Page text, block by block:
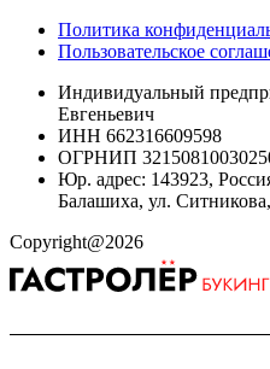
Политика
Пользовательское
Индивидуальный
Евгеньевич
ИНН 662316609598
ОГРНИП
Юр. адрес: 143923,
Балашиха, ул.
Copyright@2026